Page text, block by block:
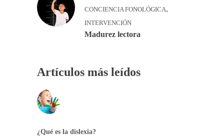
CONCIENCIA FONOLÓGICA,
INTERVENCIÓN
Madurez lectora
Artículos más leídos
¿Qué es la dislexia?